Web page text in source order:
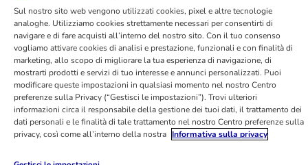
Condizioni di vendita
Informazioni legali
Privacy
Newsletter
Spese e tempi di consegna
Metodi di Pagamento
Modulo tipo di recesso
Disposizioni ambientali & smaltimento
Opt-out
Programma fedeltà
Sconti & Vantaggi
Dichiarazione di accessibilità
bitiba GmbH 2026
Sul nostro sito web vengono utilizzati cookies, pixel e altre tecnologie
analoghe. Utilizziamo cookies strettamente necessari per consentirti di
navigare e di fare acquisti all’interno del nostro sito. Con il tuo consenso
vogliamo attivare cookies di analisi e prestazione, funzionali e con finalità di
marketing, allo scopo di migliorare la tua esperienza di navigazione, di
mostrarti prodotti e servizi di tuo interesse e annunci personalizzati. Puoi
modificare queste impostazioni in qualsiasi momento nel nostro Centro
preferenze sulla Privacy (“Gestisci le impostazioni”). Trovi ulteriori
informazioni circa il responsabile della gestione dei tuoi dati, il trattamento dei
dati personali e le finalità di tale trattamento nel nostro Centro preferenze sulla
privacy, così come all’interno della nostra Informativa sulla privacy